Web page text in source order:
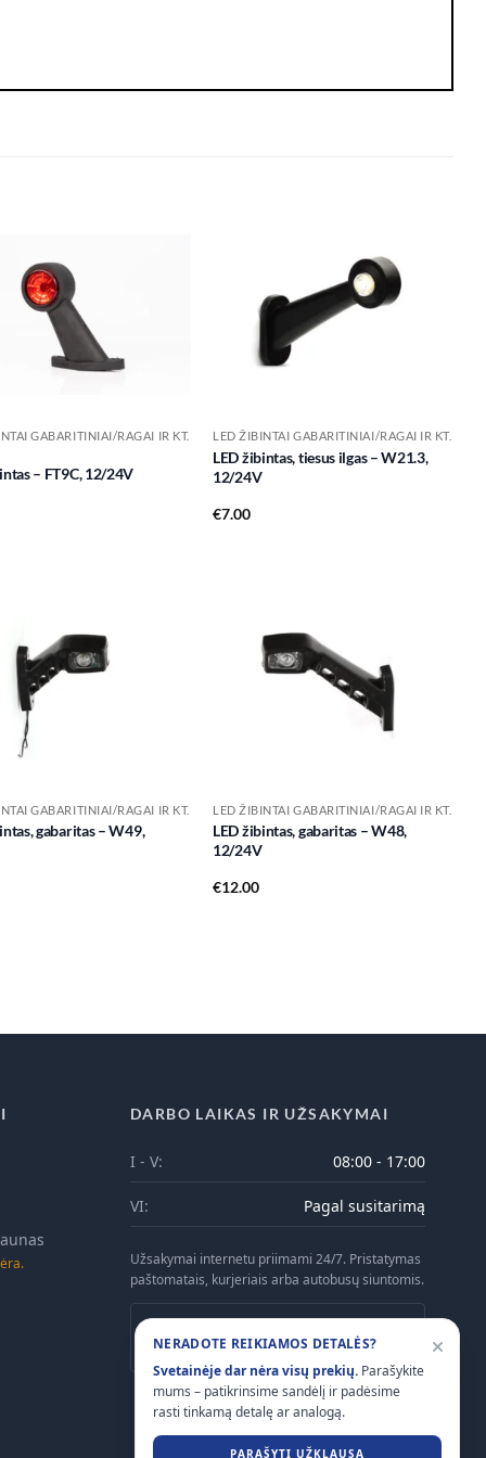
GABARITINIAI/RAGAI IR KT.
– FT9C, 12/24V
Add to
wishlist
LED ŽIBINTAI GABARITINIAI/RAGAI IR KT.
LED žibintas, tiesus ilgas – W21.3,
12/24V
€7.00
GABARITINIAI/RAGAI IR KT.
gabaritas – W49,
LED ŽIBINTAI GABARITINIAI/RAGAI IR KT.
LED žibintas, gabaritas – W48,
12/24V
€12.00
DARBO LAIKAS IR UŽSAKYMAI
I - V: 08:00 - 17:00
VI: Pagal susitarimą
Užsakymai internetu priimami 24/7. Pristatymas
paštomatais, kurjeriais arba autobusų siuntomis.
suderinus laiką telefonu.
NERADOTE REIKIAMOS DETALĖS?
Svetainėje dar nėra visų prekių. Parašykite
mums – patikrinsime sandėlį ir padėsime
rasti tinkamą detalę ar analogą.
PARAŠYTI UŽKLAUSĄ